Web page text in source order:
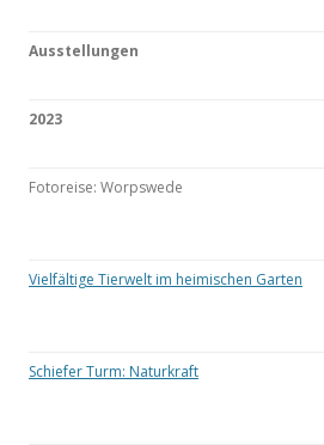
Ausstellungen
2023
Fotoreise: Worpswede
Vielfältige Tierwelt im heimischen Garten
Schiefer Turm: Naturkraft